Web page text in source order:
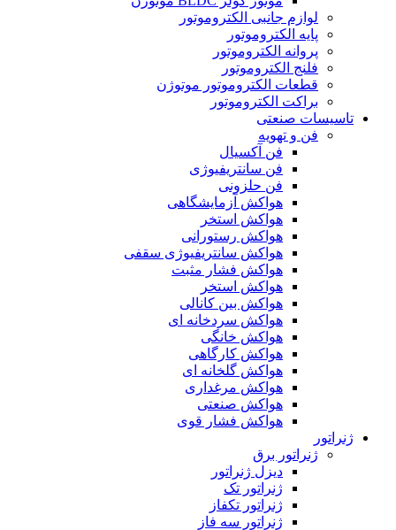
لوازم جانبی الکتروموتور
پایه الکتروموتور
پروانه الکتروموتور
فلنج الکتروموتور
قطعات الکتروموتور موتوژن
براکت الکتروموتور
تاسیسات صنعتی
فن و تهویه
فن آکسیال
فن سانتریفیوژی
فن حلزونی
هواکش آزمایشگاهی
هواکش استخر
هواکش رستورانی
هواکش سانتریفیوژی سقفی
هواکش فشار مثبت
هواکش استخر
هواکش بین کانالی
هواکش سردخانه ای
هواکش خانگی
هواکش کارگاهی
هواکش گلخانه ای
هواکش مرغداری
هواکش صنعتی
هواکش فشار قوی
ژنراتور
ژنراتور برق
دیزل ژنراتور
ژنراتور تک
ژنراتور تکفاز
ژنراتور سه فاز